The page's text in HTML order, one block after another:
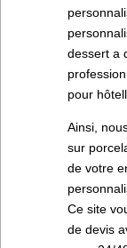
dessert a
pour
Ainsi,
sur
de votre
Ce site
de devis